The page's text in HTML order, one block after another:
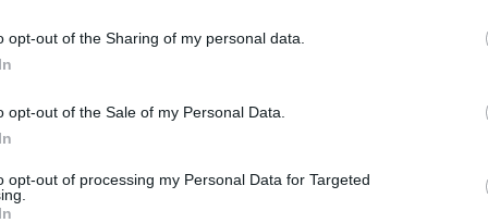
opt-out of the Sharing of my personal data.
opt-out of the Sale of my Personal Data.
opt-out of processing my Personal Data for Targeted
ή η ανάκληση της συγκατάθεσης, μπορεί να επηρεάσει
λειτουργίες και δυνατότητες.
ΔΕΝ ΑΠΟΔΈΧΟΜΑΙ ΠΡΟΒΟΛΉ